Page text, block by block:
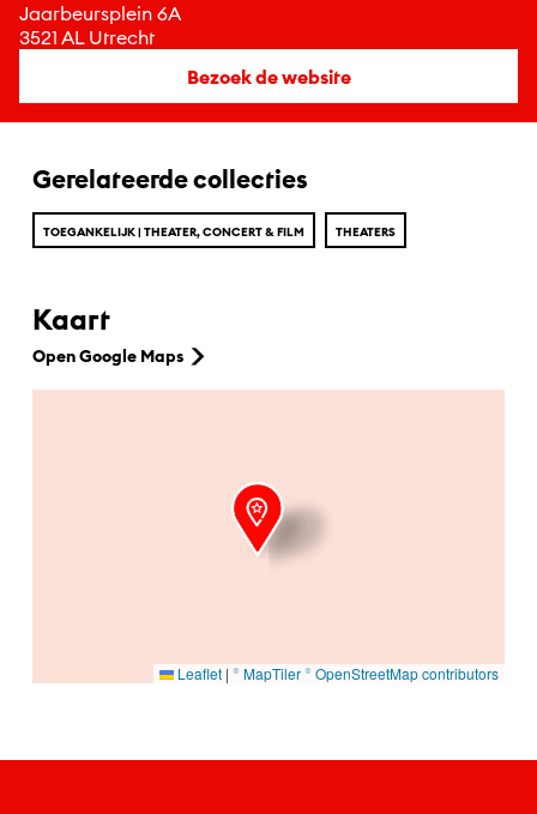
Jaarbeursplein 6A
3521 AL Utrecht
Bezoek de website
Gerelateerde collecties
TOEGANKELIJK | THEATER, CONCERT & FILM THEATERS
Kaart
Open Google Maps
Leaflet | © MapTiler© OpenStreetMap contributors